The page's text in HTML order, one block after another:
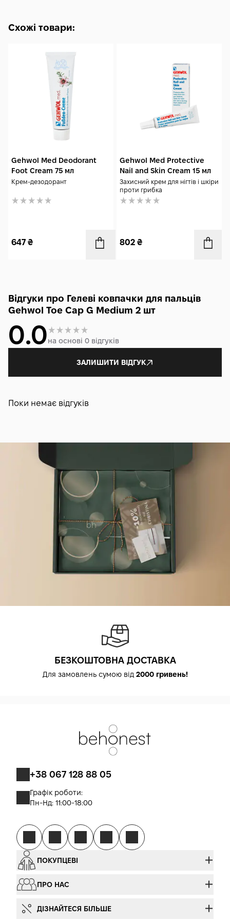
повітрі. Для подовження строку служби можна злегка
Схожі товари:
Gehwol Med Deodorant
Foot Cream 75 мл
Крем-дезодорант
647 ₴
Gehwol Med Protective
Nail and Skin Cream 15 мл
Захисний крем для нігтів і шкіри
проти грибка
802 ₴
Відгуки про Гелеві ковпачки для пальців
Gehwol Toe Cap G Medium 2 шт
0.0на основі 0 відгуків
ЗАЛИШИТИ ВІДГУК
Поки немає відгуків
БЕЗКОШТОВНА ДОСТАВКА
Для замовлень сумою від 2000 гривень!
+38 067 128 88 05
Графік роботи:
Пн-Нд: 11:00-18:00
ПОКУПЦЕВІ
ПРО НАС
ДІЗНАЙТЕСЯ БІЛЬШЕ